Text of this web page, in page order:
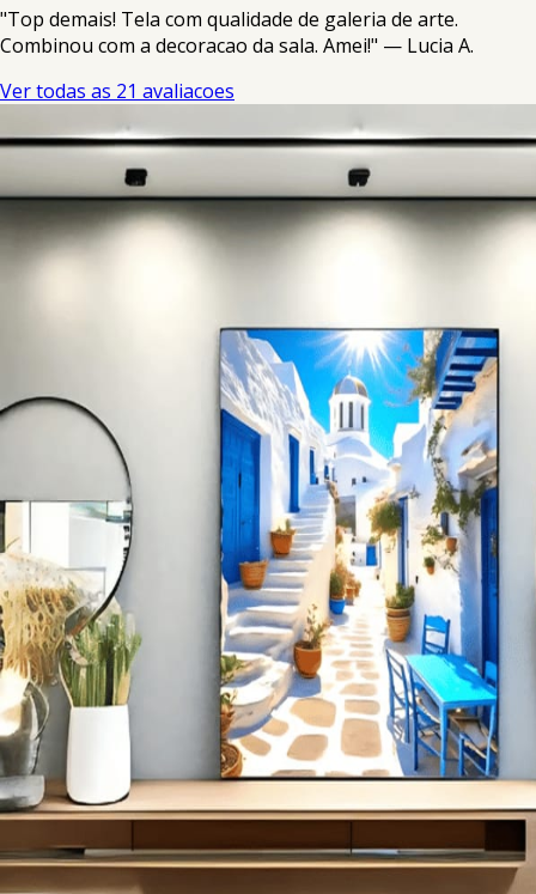
"Top demais! Tela com qualidade de galeria de arte.
Combinou com a decoracao da sala. Amei!" — Lucia A.
Ver todas as 21 avaliacoes